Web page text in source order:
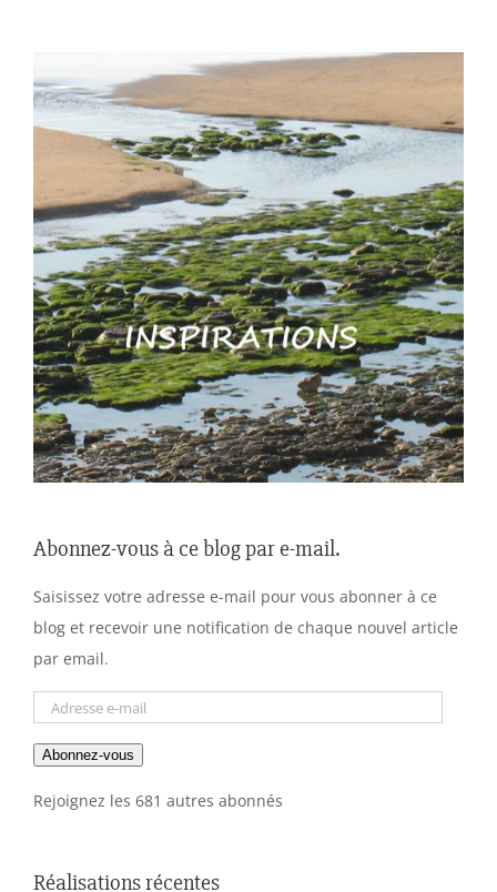
Abonnez-vous à ce blog par e-mail.
Saisissez votre adresse e-mail pour vous abonner à ce
blog et recevoir une notification de chaque nouvel article
par email.
Adresse
mail
Abonnez-vous
Rejoignez les 681 autres abonnés
Réalisations récentes